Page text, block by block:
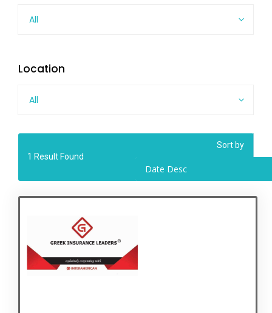
All
Location
All
1 Result Found
Sort by
Date Desc